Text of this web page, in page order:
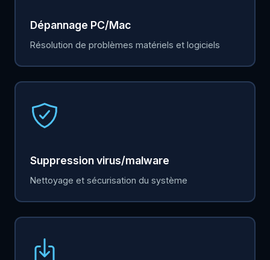
Dépannage PC/Mac
Résolution de problèmes matériels et logiciels
Suppression virus/malware
Nettoyage et sécurisation du système